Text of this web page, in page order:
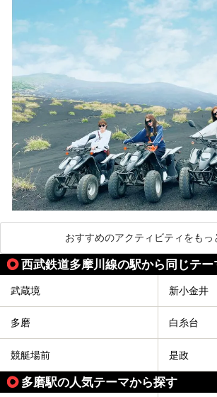
おすすめのアクティビティをもっ
西武鉄道多摩川線の駅から同じテー
武蔵境 新小金井
多磨 白糸台
競艇場前 是政
多磨駅の人気テーマから探す